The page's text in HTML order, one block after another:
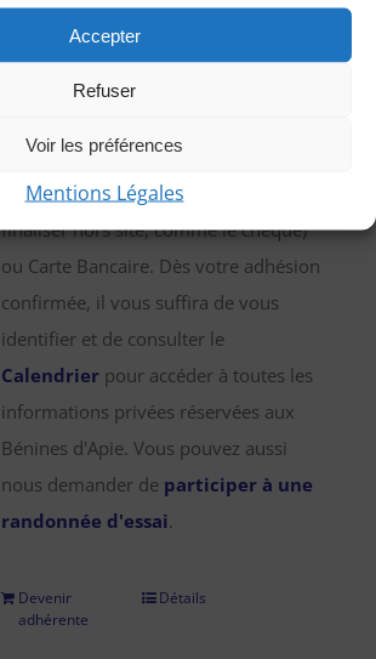
Accepter
Refuser
Voir les préférences
Mentions Légales
Pour adhérer et faire vivre notre
association, nous vous demandons
que vous pouvez régler par chèque,
virement bancaire (démarche à
finaliser hors site, comme le chèque)
ou Carte Bancaire. Dès votre adhésion
confirmée, il vous suffira de vous
identifier et de consulter le
Calendrier pour accéder à toutes les
informations privées réservées aux
Bénines d'Apie. Vous pouvez aussi
nous demander de participer à une
randonnée d'essai.
Devenir
adhérente
Détails